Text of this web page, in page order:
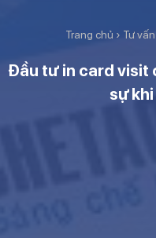
Trang chủ › Tư
Đầu tư in card visit
sự